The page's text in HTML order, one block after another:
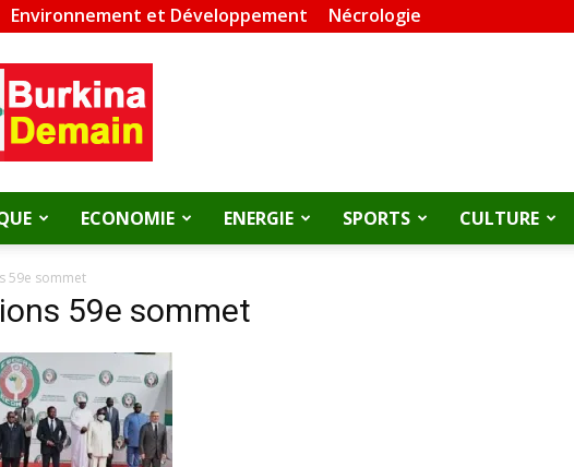
Environnement et Développement Nécrologie
Burkina
Demain
ECONOMIE ENERGIE SPORTS CULTURE
59e sommet
59e sommet